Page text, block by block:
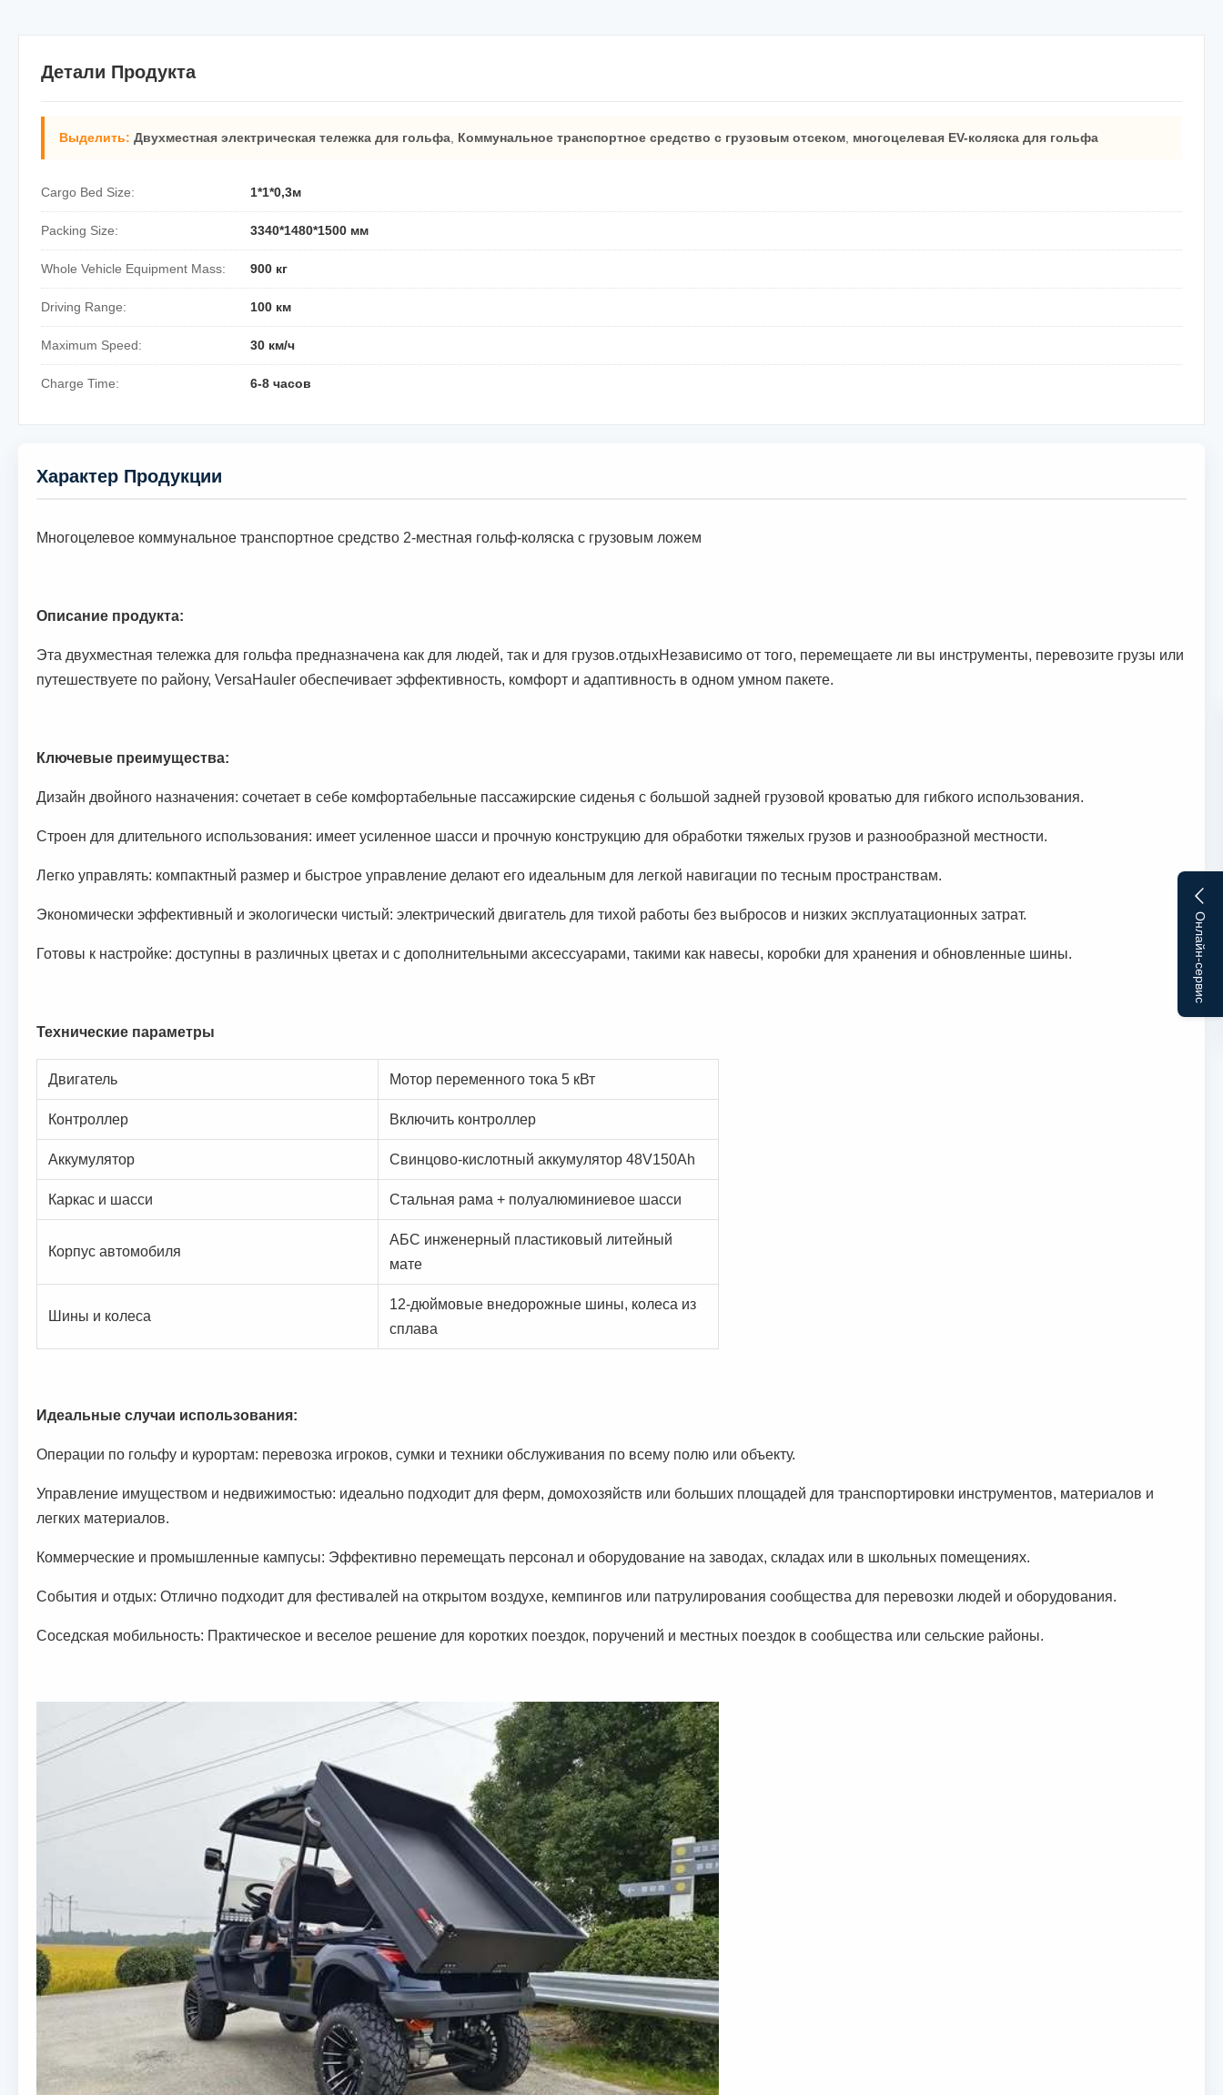
Онлайн-сервис
Детали Продукта
Выделить: Двухместная электрическая тележка для гольфа Коммунальное транспортное средство с грузовым отсеком многоцелевая EV-коляска для гольфа
Cargo Bed Size: 1*1*0,3м
Packing Size: 3340*1480*1500 мм
Whole Vehicle Equipment Mass: 900 кг
Driving Range: 100 км
Maximum Speed: 30 км/ч
Charge Time: 6-8 часов
Характер Продукции
Многоцелевое коммунальное транспортное средство 2-местная гольф-коляска с грузовым ложем
Описание продукта:
Эта двухместная тележка для гольфа предназначена как для людей, так и для грузов.отдыхНезависимо от того, перемещаете ли вы инструменты, перевозите грузы или
путешествуете по району, VersaHauler обеспечивает эффективность, комфорт и адаптивность в одном умном пакете.
Ключевые преимущества:
Дизайн двойного назначения: сочетает в себе комфортабельные пассажирские сиденья с большой задней грузовой кроватью для гибкого использования.
Строен для длительного использования: имеет усиленное шасси и прочную конструкцию для обработки тяжелых грузов и разнообразной местности.
Легко управлять: компактный размер и быстрое управление делают его идеальным для легкой навигации по тесным пространствам.
Экономически эффективный и экологически чистый: электрический двигатель для тихой работы без выбросов и низких эксплуатационных затрат.
Готовы к настройке: доступны в различных цветах и с дополнительными аксессуарами, такими как навесы, коробки для хранения и обновленные шины.
Технические параметры
Двигатель Мотор переменного тока 5 кВт
Контроллер Включить контроллер
Аккумулятор Свинцово-кислотный аккумулятор 48V150Ah
Каркас и шасси Стальная рама + полуалюминиевое шасси
Корпус автомобиля
АБС инженерный пластиковый литейный
мате
Шины и колеса
12-дюймовые внедорожные шины, колеса из
сплава
Идеальные случаи использования:
Операции по гольфу и курортам: перевозка игроков, сумки и техники обслуживания по всему полю или объекту.
Управление имуществом и недвижимостью: идеально подходит для ферм, домохозяйств или больших площадей для транспортировки инструментов, материалов и
легких материалов.
Коммерческие и промышленные кампусы: Эффективно перемещать персонал и оборудование на заводах, складах или в школьных помещениях.
События и отдых: Отлично подходит для фестивалей на открытом воздухе, кемпингов или патрулирования сообщества для перевозки людей и оборудования.
Соседская мобильность: Практическое и веселое решение для коротких поездок, поручений и местных поездок в сообщества или сельские районы.